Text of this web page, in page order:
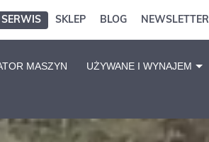
SKLEP BLOG NEWSLETTER
MASZYN UŻYWANE I WYNAJEM